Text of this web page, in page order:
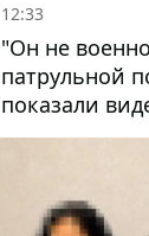
12:33
"Он не
патрульной
показали
с мужчиной
проспекте